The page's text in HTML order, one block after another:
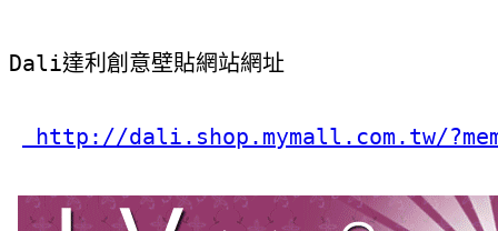
Dali達利創意壁貼網站網址
http://dali.shop.mymall.com.tw/